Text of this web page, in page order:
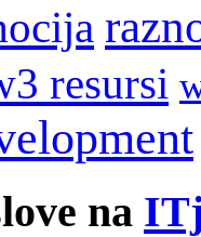
resursi
na